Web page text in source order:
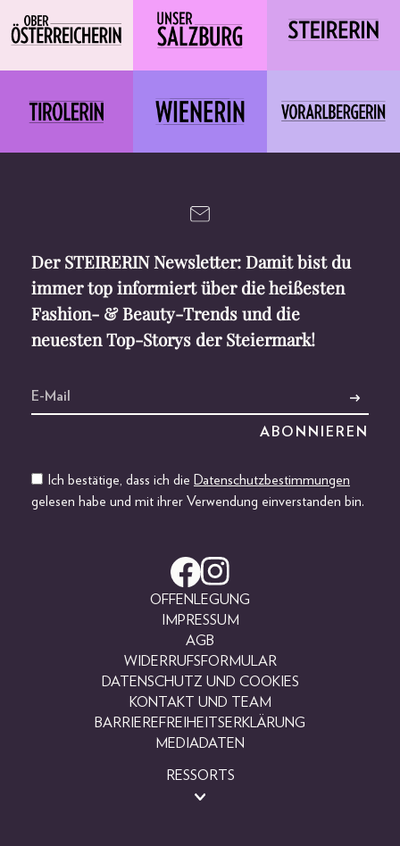
Der STEIRERIN Newsletter: Damit bist du
immer top informiert über die heißesten
Fashion- & Beauty-Trends und die
neuesten Top-Storys der Steiermark!
Ich bestätige, dass ich die Datenschutzbestimmungen
gelesen habe und mit ihrer Verwendung einverstanden bin.
OFFENLEGUNG
IMPRESSUM
AGB
WIDERRUFSFORMULAR
DATENSCHUTZ UND COOKIES
KONTAKT UND TEAM
BARRIEREFREIHEITSERKLÄRUNG
MEDIADATEN
RESSORTS